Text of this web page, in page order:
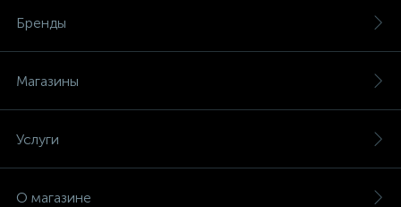
Бренды
Магазины
Услуги
О магазине